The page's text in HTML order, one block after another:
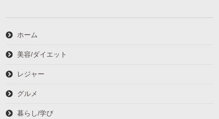
ホーム
美容/ダイエット
レジャー
グルメ
暮らし/学び